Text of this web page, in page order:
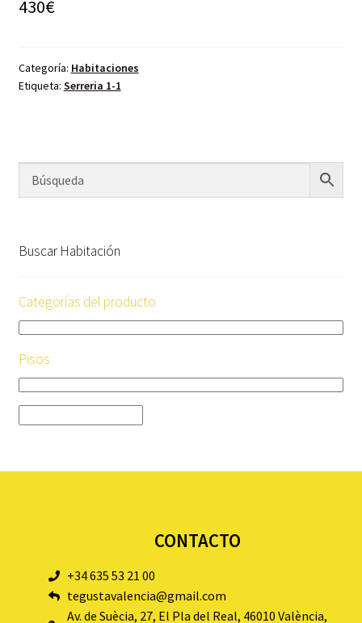
430€
Categoría: Habitaciones
Etiqueta: Serreria 1-1
Buscar Habitación
Categorías del producto
Pisos
CONTACTO
+34 635 53 21 00
tegustavalencia@gmail.com
Av. de Suècia, 27, El Pla del Real, 46010 València,